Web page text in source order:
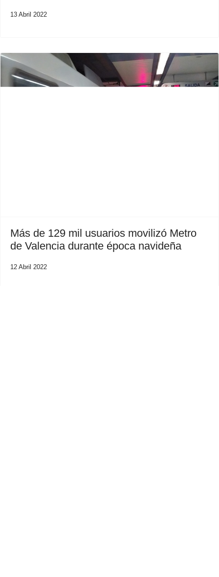
13 Abril 2022
Más de 129 mil usuarios movilizó Metro
de Valencia durante época navideña
12 Abril 2022